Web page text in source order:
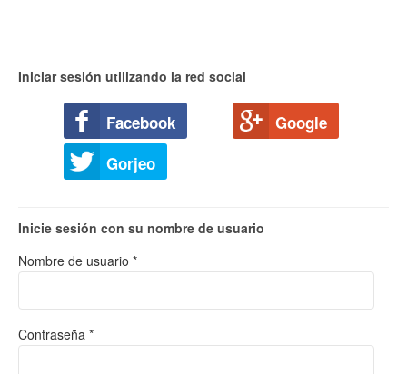
Iniciar sesión utilizando la red social
Facebook
Google
Gorjeo
Inicie sesión con su nombre de usuario
Nombre de usuario *
Contraseña *